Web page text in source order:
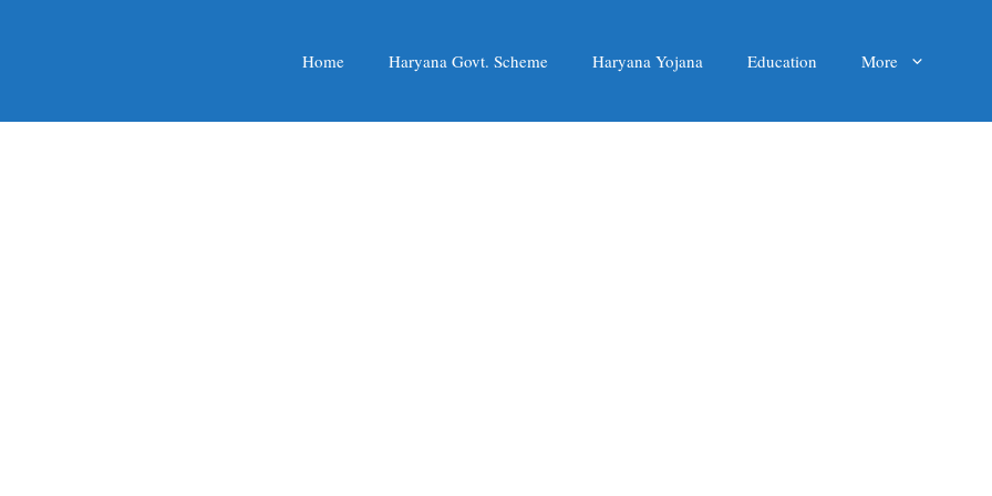
Home Haryana Govt. Scheme Haryana Yojana Education More